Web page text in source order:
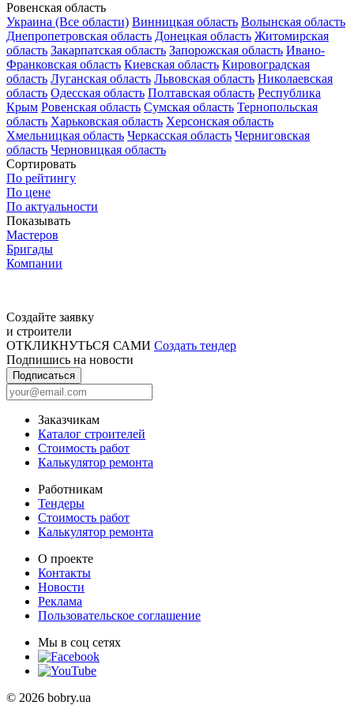
Ровенская область
Украина (Все области) Винницкая область Волынская область
Днепропетровская область Донецкая область Житомирская
область Закарпатская область Запорожская область Ивано-
Франковская область Киевская область Кировоградская
область Луганская область Львовская область Николаевская
область Одесская область Полтавская область Республика
Крым Ровенская область Сумская область Тернопольская
область Харьковская область Херсонская область
Хмельницкая область Черкасская область Черниговская
область Черновицкая область
Сортировать
По рейтингу
По цене
По актуальности
Показывать
Мастеров
Бригады
Компании
Создайте заявку
и строители
ОТКЛИКНУТЬСЯ САМИ Создать тендер
Подпишись на новости
Подписаться
Заказчикам
Каталог строителей
Стоимость работ
Калькулятор ремонта
Работникам
Тендеры
Стоимость работ
Калькулятор ремонта
О проекте
Контакты
Новости
Реклама
Пользовательское соглашение
Мы в соц сетях
© 2026 bobry.ua